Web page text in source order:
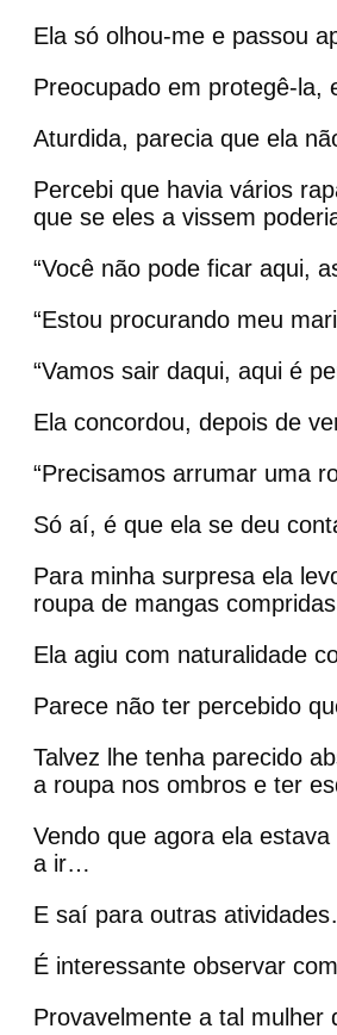
Ela só olhou-me e passou
Preocupado em protegê-la,
Aturdida, parecia que ela
Percebi que havia vários
que se eles a vissem
“Você não pode ficar aqui,
“Estou procurando meu
“Vamos sair daqui, aqui é
Ela concordou, depois de
“Precisamos arrumar uma
Só aí, é que ela se deu
Para minha surpresa ela
roupa de mangas
Ela agiu com naturalidade
Parece não ter percebido
Talvez lhe tenha parecido
a roupa nos ombros e ter
Vendo que agora ela
a ir…
E saí para outras
É interessante observar
Provavelmente a tal mulher